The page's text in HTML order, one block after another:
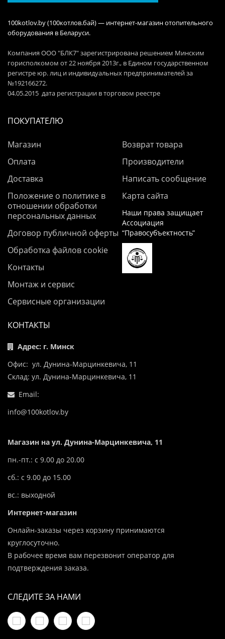
100kotlov.by (100котлов.бай) — интернет-магазин отопительного
оборудования в Беларуси.
Компания ООО "БЛК7" зарегистрирована решением Минским
горисполкомом от 22 ноября 2013г., в Едином государственном
регистре юр. лиц и индивидуальных предпринимателей за
№192166272.
04.05.2015 дата регистрации в торговом реестре
ПОКУПАТЕЛЮ
Магазин
Оплата
Доставка
Положение о политике в
отношении обработки
персональных данных
Договор публичной оферты
Обработка файлов cookie
Контакты
Монтаж и сервис
Сервисные организации
Возврат товара
Производители
Написать сообщение
Карта сайта
Наши права защищает
Ассоциация
“Правосубъектность”
КОНТАКТЫ
Адрес: г. Минск
Офис: ул. Дунина-Марцинкевича, 11
Склад: ул. Дунина-Марцинкевича, 11
Email:
info@100kotlov.by
Магазин на ул. Дунина-Марцинкевича, 11
пн.-пт.: с 9.00 до 20.00
сб.: с 9.00 до 15.00
вс.: выходной
Интернет-магазин
Онлайн-заказы через корзину принимаются
круглосуточно.
В рабочее время вам перезвонит оператор для
подтверждения заказа.
СЛЕДИТЕ ЗА НАМИ